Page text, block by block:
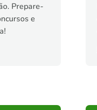
Prepare-
e